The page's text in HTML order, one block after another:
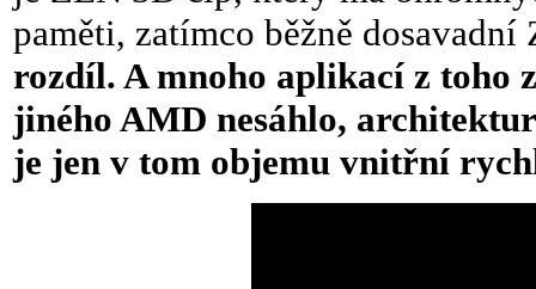
paměti, zatímco běžně
rozdíl. A mnoho aplikací z toho
jiného AMD nesáhlo,
je jen v tom objemu vnitřní